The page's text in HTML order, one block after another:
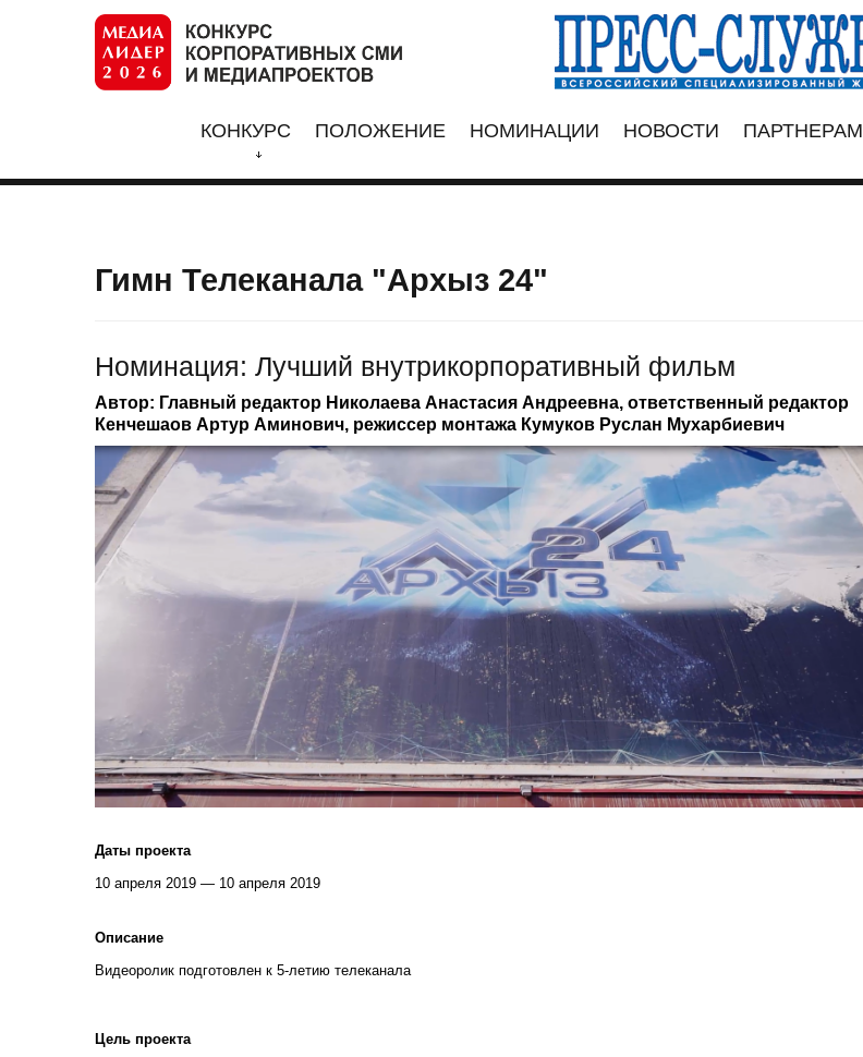
КОНКУРС ПОЛОЖЕНИЕ НОМИНАЦИИ НОВОСТИ ПАРТНЕРАМ
Гимн Телеканала "Архыз 24"
Номинация: Лучший внутрикорпоративный фильм
Автор: Главный редактор Николаева Анастасия Андреевна, ответственный редактор
Кенчешаов Артур Аминович, режиссер монтажа Кумуков Руслан Мухарбиевич
Даты проекта
10 апреля 2019 — 10 апреля 2019
Описание
Видеоролик подготовлен к 5-летию телеканала
Цель проекта